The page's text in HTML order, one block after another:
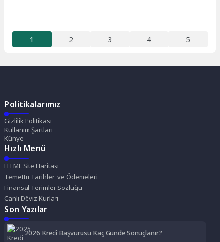
1 2 3 4 5
Politikalarımız
Gizlilik Politikası
Kullanım Şartları
Künye
Hızlı Menü
HTML Site Haritası
Temettü Tarihleri ve Ödemeleri
Finansal Terimler Sözlüğü
Canlı Döviz Kurları
Son Yazılar
2026 Kredi Başvurusu Kaç Günde Sonuçlanır?